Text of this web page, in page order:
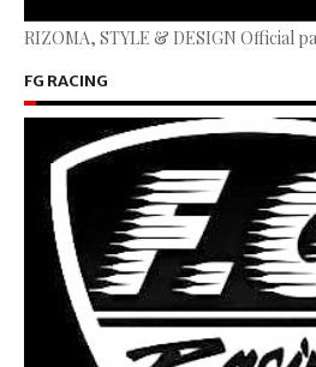
RIZOMA, STYLE & DESIGN Official
FG RACING